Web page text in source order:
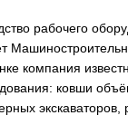
рабочего
компания
ковши